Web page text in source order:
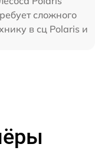
сложного
в сц Polaris и